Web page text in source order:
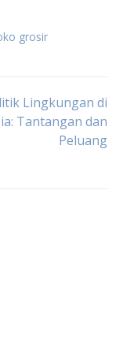
grosir
Lingkungan di
Tantangan dan
Peluang